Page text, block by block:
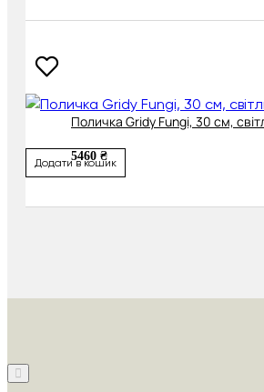
Поличка Gridy Fungi, 30 см,
5460 ₴
Додати в кошик